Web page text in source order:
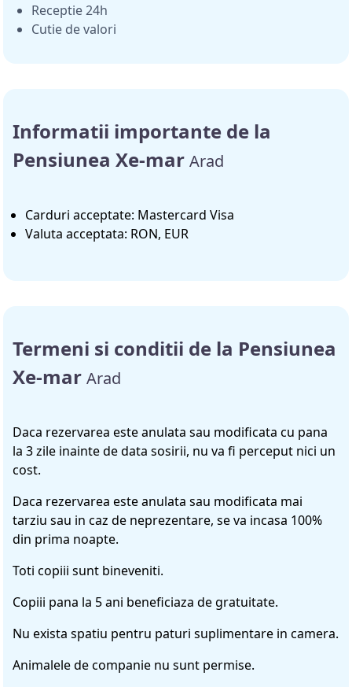
Receptie 24h
Cutie de valori
Informatii importante de la
Pensiunea Xe-mar Arad
Carduri acceptate: Mastercard Visa
Valuta acceptata: RON, EUR
Termeni si conditii de la Pensiunea
Xe-mar Arad
Daca rezervarea este anulata sau modificata cu pana
la 3 zile inainte de data sosirii, nu va fi perceput nici un
cost.
Daca rezervarea este anulata sau modificata mai
tarziu sau in caz de neprezentare, se va incasa 100%
din prima noapte.
Toti copiii sunt bineveniti.
Copiii pana la 5 ani beneficiaza de gratuitate.
Nu exista spatiu pentru paturi suplimentare in camera.
Animalele de companie nu sunt permise.